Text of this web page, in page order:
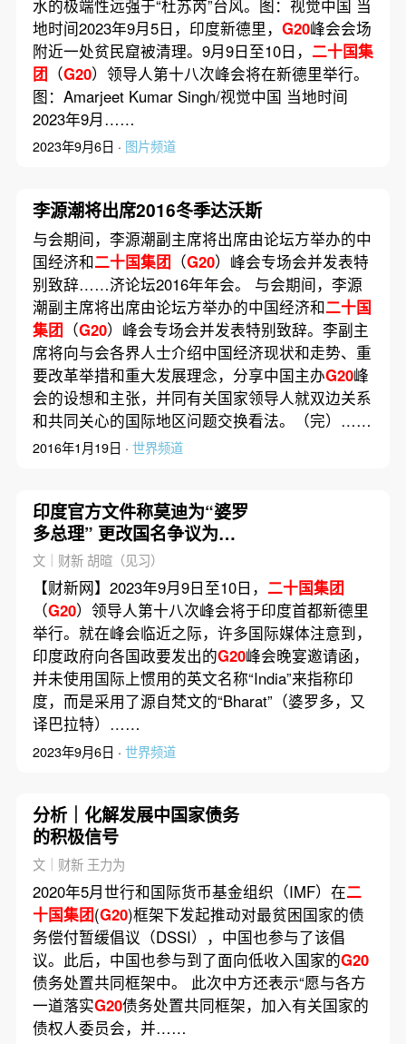
水的极端性远强于“杜苏芮”台风。图：视觉中国 当
地时间2023年9月5日，印度新德里， G20峰会会场
附近一处贫民窟被清理。9月9日至10日， 二十国集
团 （G20）领导人第十八次峰会将在新德里举行。
图：Amarjeet Kumar Singh/视觉中国 当地时间
2023年9月……
2023年9月6日 · 图片频道
李源潮将出席2016冬季达沃斯
与会期间，李源潮副主席将出席由论坛方举办的中
国经济和二十国集团 （G20）峰会专场会并发表特
别致辞……济论坛2016年年会。 与会期间，李源
潮副主席将出席由论坛方举办的中国经济和二十国
集团 （G20）峰会专场会并发表特别致辞。李副主
席将向与会各界人士介绍中国经济现状和走势、重
要改革举措和重大发展理念，分享中国主办G20峰
会的设想和主张，并同有关国家领导人就双边关系
和共同关心的国际地区问题交换看法。（完）……
2016年1月19日 · 世界频道
印度官方文件称莫迪为“婆罗
多总理” 更改国名争议为何
再起
文｜财新 胡暄（见习）
【财新网】2023年9月9日至10日， 二十国集团
（G20）领导人第十八次峰会将于印度首都新德里
举行。就在峰会临近之际，许多国际媒体注意到，
印度政府向各国政要发出的G20峰会晚宴邀请函，
并未使用国际上惯用的英文名称“India”来指称印
度，而是采用了源自梵文的“Bharat”（婆罗多，又
译巴拉特）……
2023年9月6日 · 世界频道
分析｜化解发展中国家债务
的积极信号
文｜财新 王力为
2020年5月世行和国际货币基金组织（IMF）在二
十国集团(G20)框架下发起推动对最贫困国家的债
务偿付暂缓倡议（DSSI），中国也参与了该倡
议。此后，中国也参与到了面向低收入国家的G20
债务处置共同框架中。 此次中方还表示“愿与各方
一道落实G20债务处置共同框架，加入有关国家的
债权人委员会，并……